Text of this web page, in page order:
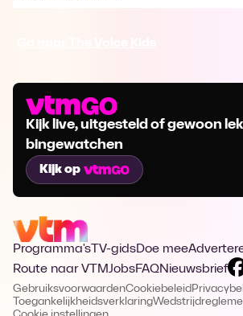
Kijk live, uitgesteld of gewoon
bingewatchen
Kijk op
Programma's TV-gidsDoe mee
Route naar VTMJobsFAQNieuwsbrief
GebruiksvoorwaardenCookiebeleid
Toegankelijkheidsverklaring